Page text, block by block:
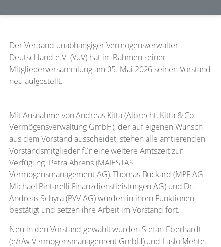
Der Verband unabhängiger Vermögensverwalter
Deutschland e.V. (VuV) hat im Rahmen seiner
Mitgliederversammlung am 05. Mai 2026 seinen Vorstand
neu aufgestellt.
Mit Ausnahme von Andreas Kitta (Albrecht, Kitta & Co.
Vermögensverwaltung GmbH), der auf eigenen Wunsch
aus dem Vorstand ausscheidet, stehen alle amtierenden
Vorstandsmitglieder für eine weitere Amtszeit zur
Verfügung. Petra Ahrens (MAIESTAS
Vermögensmanagement AG), Thomas Buckard (MPF AG
Michael Pintarelli Finanzdienstleistungen AG) und Dr.
Andreas Schyra (PVV AG) wurden in ihren Funktionen
bestätigt und setzen ihre Arbeit im Vorstand fort.
Neu in den Vorstand gewählt wurden Stefan Eberhardt
(e/r/w Vermögensmanagement GmbH) und Laslo Mehte